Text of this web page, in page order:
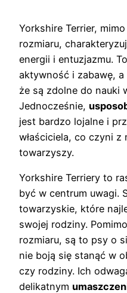
Yorkshire Terrier,
rozmiaru,
energii i entuzjazmu.
aktywność i zabawę, a
że są zdolne do nauki
Jednocześnie,
jest bardzo lojalne i
właściciela, co czyni z
towarzyszy.
Yorkshire Terriery to
być w centrum uwagi.
towarzyskie, które
swojej rodziny.
rozmiaru, są to psy o
nie boją się stanąć w
czy rodziny. Ich
delikatnym